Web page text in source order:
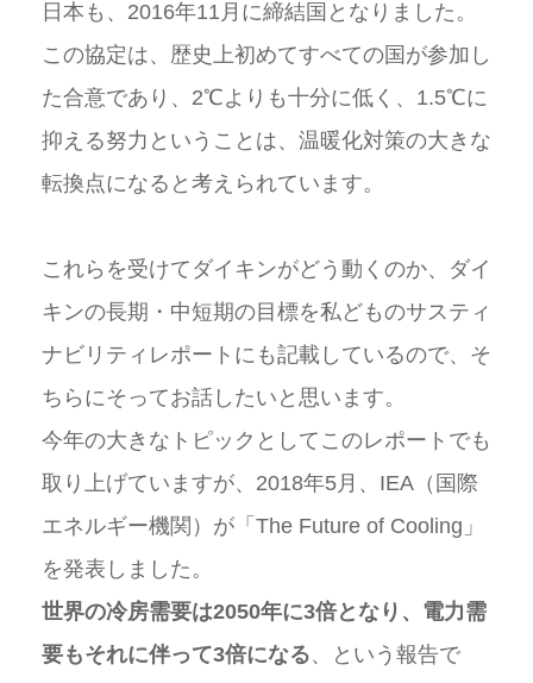
日本も、2016年11月に締結国となりました。
この協定は、歴史上初めてすべての国が参加し
た合意であり、2℃よりも十分に低く、1.5℃に
抑える努力ということは、温暖化対策の大きな
転換点になると考えられています。
これらを受けてダイキンがどう動くのか、ダイ
キンの長期・中短期の目標を私どものサスティ
ナビリティレポートにも記載しているので、そ
ちらにそってお話したいと思います。
今年の大きなトピックとしてこのレポートでも
取り上げていますが、2018年5月、IEA（国際
エネルギー機関）が「The Future of Cooling」
を発表しました。
世界の冷房需要は2050年に3倍となり、電力需
要もそれに伴って3倍になる、という報告で